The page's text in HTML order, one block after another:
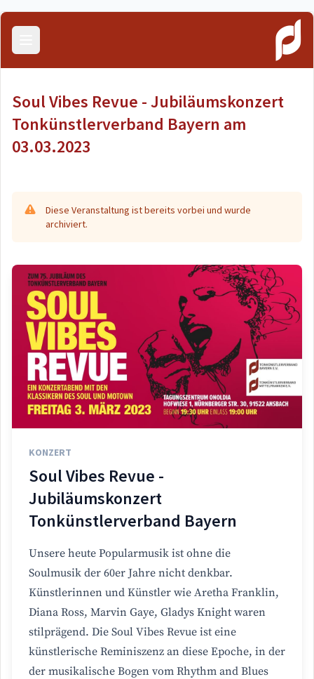
Menü öffnen
Soul Vibes Revue - Jubiläumskonzert
Tonkünstlerverband Bayern am
03.03.2023
Diese Veranstaltung ist bereits vorbei und wurde
archiviert.
KONZERT
Soul Vibes Revue -
Jubiläumskonzert
Tonkünstlerverband Bayern
Unsere heute Popularmusik ist ohne die
Soulmusik der 60er Jahre nicht denkbar.
Künstlerinnen und Künstler wie Aretha Franklin,
Diana Ross, Marvin Gaye, Gladys Knight waren
stilprägend. Die Soul Vibes Revue ist eine
künstlerische Reminiszenz an diese Epoche, in der
der musikalische Bogen vom Rhythm and Blues